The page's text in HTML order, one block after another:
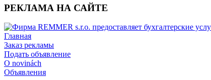
РЕКЛАМА НА САЙТЕ
Главная
Заказ рекламы
Подать объявление
O novinách
Объявления